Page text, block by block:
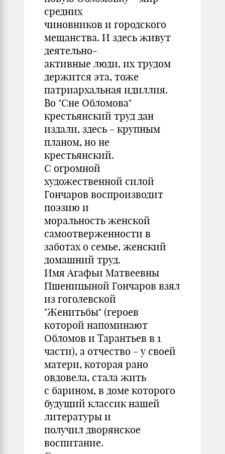
средних
чиновников и городского
мещанства. И здесь живут
деятельно-
активные люди, их трудом
держится эта, тоже
патриархальная идиллия.
Во "Сне Обломова"
крестьянский труд дан
издали, здесь - крупным
планом, но не
крестьянский.
С огромной
художественной силой
Гончаров воспроизводит
поэзию и
моральность женской
самоотверженности в
заботах о семье, женский
домашний труд.
Имя Агафьи Матвеевны
Пшеницыной Гончаров взял
из гоголевской
"Женитьбы" (героев
которой напоминают
Обломов и Тарантьев в 1
части), а отчество - у своей
матери, которая рано
овдовела, стала жить
с барином, в доме которого
будущий классик нашей
литературы и
получил дворянское
воспитание.